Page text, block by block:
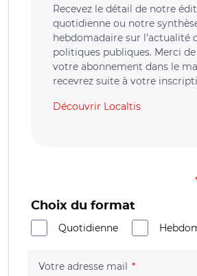
Recevez le détail de notre
quotidienne ou notre
hebdomadaire sur l’actualité
politiques publiques. Merci
votre abonnement dans le
recevrez suite à votre
Découvrir Localtis
Choix du format
Quotidienne
Votre adresse mail (champ